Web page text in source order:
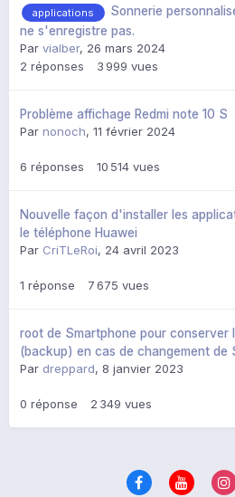
applications
Sonnerie
ne s'enregistre pas.
Par vialber, 26 mars 2024
2 réponses 3 999 vues
Problème affichage Redmi note 10 S
Par nonoch, 11 février 2024
6 réponses 10 514 vues
Nouvelle façon d'installer les
le téléphone Huawei
Par CriTLeRoi, 24 avril 2023
1 réponse 7 675 vues
root de Smartphone pour conserver
(backup) en cas de changement de
Par dreppard, 8 janvier 2023
0 réponse 2 349 vues